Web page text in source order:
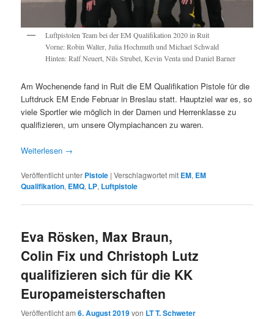
Luftpistolen Team bei der EM Qualifikation 2020 in Ruit
Vorne: Robin Walter, Julia Hochmuth und Michael Schwald
Hinten: Ralf Neuert, Nils Strubel, Kevin Venta und Daniel Barner
Am Wochenende fand in Ruit die EM Qualifikation Pistole für die
Luftdruck EM Ende Februar in Breslau statt. Hauptziel war es, so
viele Sportler wie möglich in der Damen und Herrenklasse zu
qualifizieren, um unsere Olympiachancen zu waren.
Weiterlesen →
Veröffentlicht unter Pistole |Verschlagwortet mit EM, EM
Qualifikation, EMQ, LP, Luftpistole
Eva Rösken, Max Braun,
Colin Fix und Christoph Lutz
qualifizieren sich für die KK
Europameisterschaften
Veröffentlicht am6. August 2019von LT T. Schweter